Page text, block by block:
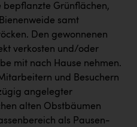
bepflanzte Grünflächen,
samt
Den gewonnenen
verkosten und/oder
mit nach Hause nehmen.
und Besuchern
angelegter
alten Obstbäumen
als Pausen-